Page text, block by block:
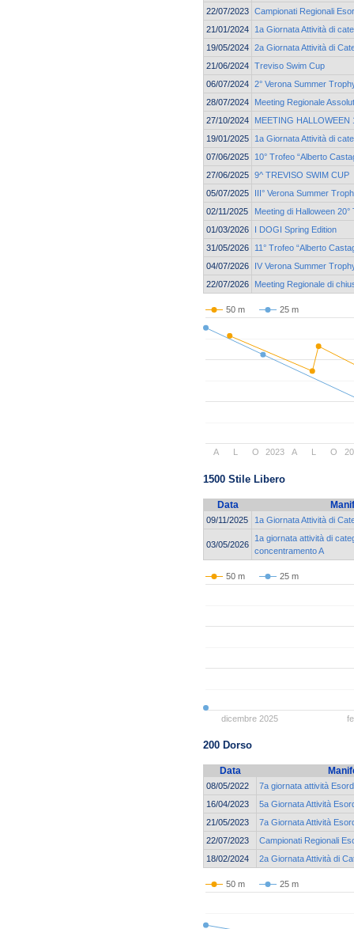
22/07/2023 Campionati Regionali
21/01/2024
1a Giornata Attività di
19/05/2024 2a Giornata Attività di
21/06/2024 Treviso Swim Cup
06/07/2024 2° Verona Summer
28/07/2024
Meeting Regionale
27/10/2024
MEETING HALLOWEEN
19/01/2025
1a Giornata Attività di
07/06/2025
10° Trofeo “Alberto
27/06/2025 9^ TREVISO SWIM CUP
05/07/2025
III° Verona Summer
02/11/2025
Meeting di Halloween
01/03/2026
I DOGI Spring Edition
31/05/2026
11° Trofeo “Alberto
04/07/2026
IV Verona Summer
22/07/2026
Meeting Regionale di
50 m 25 m
2023
A O A O
1500 Stile Libero
Data
09/11/2025 1a Giornata Attività di
03/05/2026
1a giornata attività di
concentramento A
50 m 25 m
dicembre 2025
200 Dorso
Data
08/05/2022
7a giornata attività
16/04/2023
5a Giornata Attività
21/05/2023
7a Giornata Attività
22/07/2023
Campionati Regionali
18/02/2024
2a Giornata Attività di
50 m 25 m